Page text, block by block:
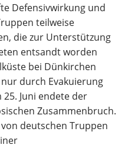
Defensivwirkung und
teilweise
die zur Unterstützung
entsandt worden
bei Dünkirchen
durch Evakuierung
Juni endete der
Zusammenbruch.
deutschen Truppen